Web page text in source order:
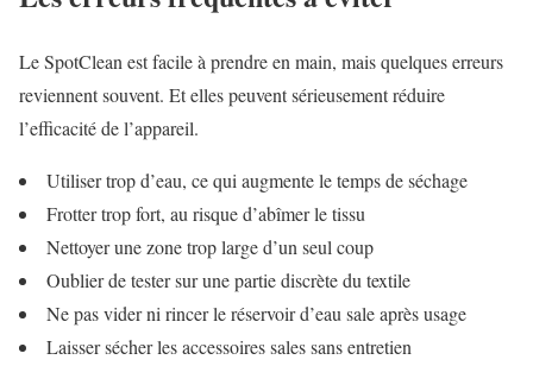
Le SpotClean est facile à prendre en main, mais quelques erreurs
reviennent souvent. Et elles peuvent sérieusement réduire
l’efficacité de l’appareil.
Utiliser trop d’eau, ce qui augmente le temps de séchage
Frotter trop fort, au risque d’abîmer le tissu
Nettoyer une zone trop large d’un seul coup
Oublier de tester sur une partie discrète du textile
Ne pas vider ni rincer le réservoir d’eau sale après usage
Laisser sécher les accessoires sales sans entretien